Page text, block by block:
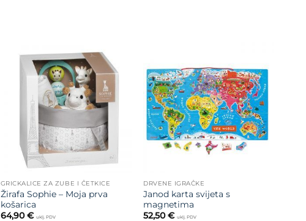
Dodajte
na listu
želja
GRICKALICE ZA ZUBE I ČETKICE
Žirafa Sophie – Moja prva
košarica
64,90€ uklj. PDV
Dodajte
na listu
želja
DRVENE IGRAČKE
Janod karta svijeta s
magnetima
52,50€ uklj. PDV